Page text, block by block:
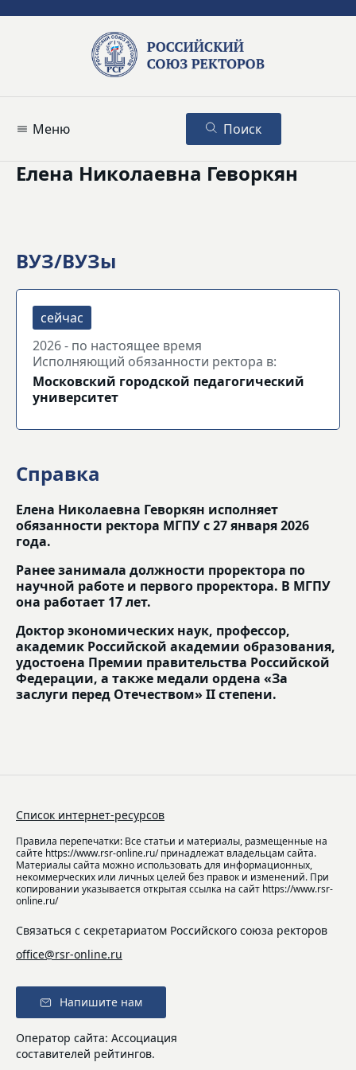
Меню Поиск
Елена Николаевна Геворкян
ВУЗ/ВУЗы
2026 - по настоящее время
Исполняющий обязанности ректора в:
Московский городской педагогический
университет
Справка
Елена Николаевна Геворкян исполняет
обязанности ректора МГПУ с 27 января 2026
года.
Ранее занимала должности проректора по
научной работе и первого проректора. В МГПУ
она работает 17 лет.
Доктор экономических наук, профессор,
академик Российской академии образования,
удостоена Премии правительства Российской
Федерации, а также медали ордена «За
заслуги перед Отечеством» II степени.
Список интернет-ресурсов
Правила перепечатки: Все статьи и материалы, размещенные на
сайте https://www.rsr-online.ru/ принадлежат владельцам сайта.
Материалы сайта можно использовать для информационных,
некоммерческих или личных целей без правок и изменений. При
копировании указывается открытая ссылка на сайт https://www.rsr-
online.ru/
Связаться с секретариатом Российского союза ректоров
office@rsr-online.ru
Напишите нам
Оператор сайта: Ассоциация
составителей рейтингов.